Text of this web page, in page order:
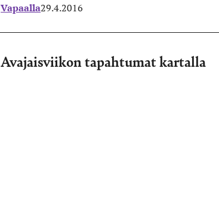
Vapaalla29.4.2016
Avajaisviikon tapahtumat kartalla